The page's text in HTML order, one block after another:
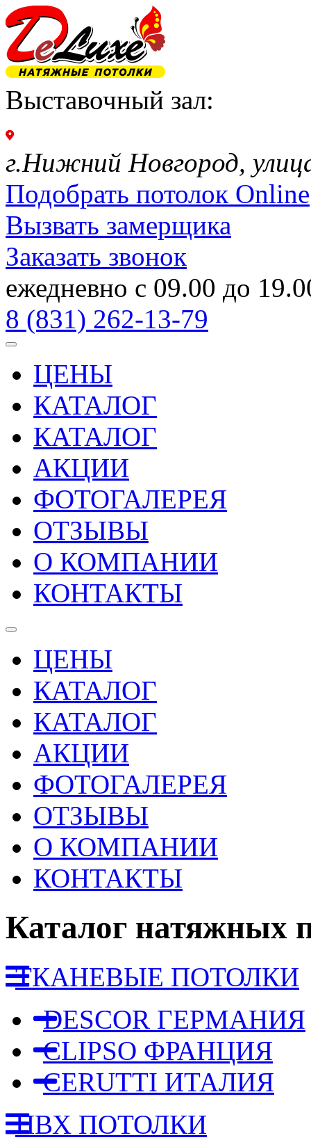
Выставочный зал:
г.Нижний Новгород,
Подобрать потолок Online
Вызвать замерщика
Заказать звонок
ежедневно с 09.00 до
8 (831) 262-13-79
ЦЕНЫ
КАТАЛОГ
КАТАЛОГ
АКЦИИ
ФОТОГАЛЕРЕЯ
ОТЗЫВЫ
О КОМПАНИИ
КОНТАКТЫ
ЦЕНЫ
КАТАЛОГ
КАТАЛОГ
АКЦИИ
ФОТОГАЛЕРЕЯ
ОТЗЫВЫ
О КОМПАНИИ
КОНТАКТЫ
Каталог натяжных
ТКАНЕВЫЕ ПОТОЛКИ
DESCOR ГЕРМАНИЯ
CLIPSO ФРАНЦИЯ
CERUTTI ИТАЛИЯ
ПВХ ПОТОЛКИ